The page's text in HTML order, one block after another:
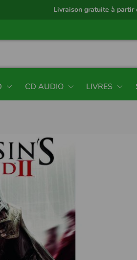
Livraison gratuite à partir
CD AUDIO LIVRES